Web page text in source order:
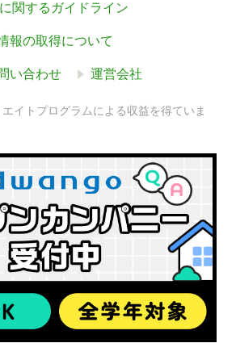
関するガイドライン
報の取得について
い合わせ 運営会社
イトプログラムによる収益を得ていま